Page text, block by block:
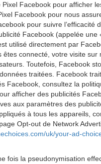
Facebook pour afficher
Facebook pour nous
pour suivre l’efficacité
Facebook (appelée une
utilisé directement par
connecté, votre visite sur
Toutefois, Facebook
traitées. Facebook
Facebook, consultez la
afficher des publicités
aux paramètres des
à tous les appareils,
Opt-out de Network
uk/your-ad-
fois la pseudonymisation